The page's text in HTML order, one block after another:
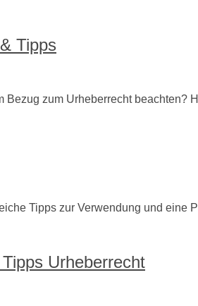
Tipps
zum Urheberrecht beachten?
Tipps zur Verwendung und eine
Urheberrecht